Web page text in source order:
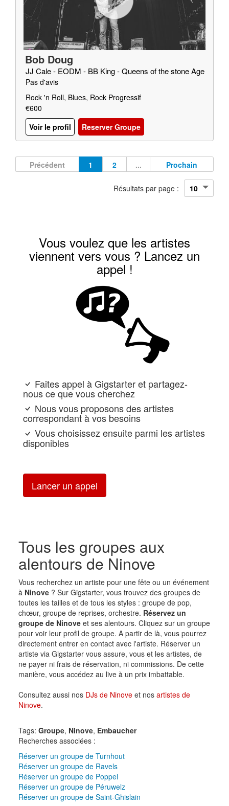
Bob Doug
JJ Cale - EODM - BB King - Queens of the stone Age
Pas d'avis
Rock 'n Roll, Blues, Rock Progressif
€600
Voir le profil
Reserver Groupe
Précédent 1 2 ... Prochain
Résultats par page :
Vous voulez que les artistes
viennent vers vous ? Lancez un
appel !
Faites appel à Gigstarter et partagez-
nous ce que vous cherchez
Nous vous proposons des artistes
correspondant à vos besoins
Vous choisissez ensuite parmi les artistes
disponibles
Lancer un appel
Tous les groupes aux
alentours de Ninove
Vous recherchez un artiste pour une fête ou un événement
à Ninove? Sur Gigstarter, vous trouvez des groupes de
toutes les tailles et de tous les styles : groupe de pop,
chœur, groupe de reprises, orchestre. Réservez un
groupe de Ninoveet ses alentours. Cliquez sur un groupe
pour voir leur profil de groupe. A partir de là, vous pourrez
directement entrer en contact avec l'artiste. Réserver un
artiste via Gigstarter vous assure, vous et les artistes, de
ne payer ni frais de réservation, ni commissions. De cette
manière, vous accédez au live à un prix imbattable.
Consultez aussi nos DJs de Ninoveet nos artistes de
Ninove.
Tags: Groupe, Ninove, Embaucher
Recherches associées :
Réserver un groupe de Turnhout
Réserver un groupe de Ravels
Réserver un groupe de Poppel
Réserver un groupe de Péruwelz
Réserver un groupe de Saint-Ghislain